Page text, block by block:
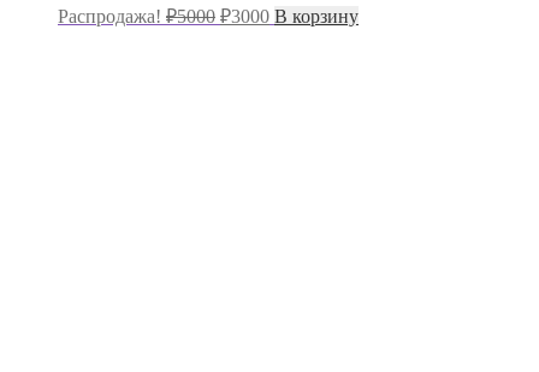
Распродажа! ₽5000 Первоначальная
₽3000Текущая
цена:
В корзину